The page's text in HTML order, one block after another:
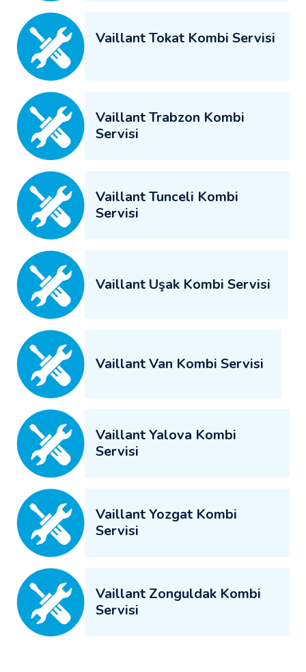
Vaillant Tokat Kombi Servisi
Vaillant Trabzon Kombi
Servisi
Vaillant Tunceli Kombi
Servisi
Vaillant Uşak Kombi Servisi
Vaillant Van Kombi Servisi
Vaillant Yalova Kombi
Servisi
Vaillant Yozgat Kombi
Servisi
Vaillant Zonguldak Kombi
Servisi